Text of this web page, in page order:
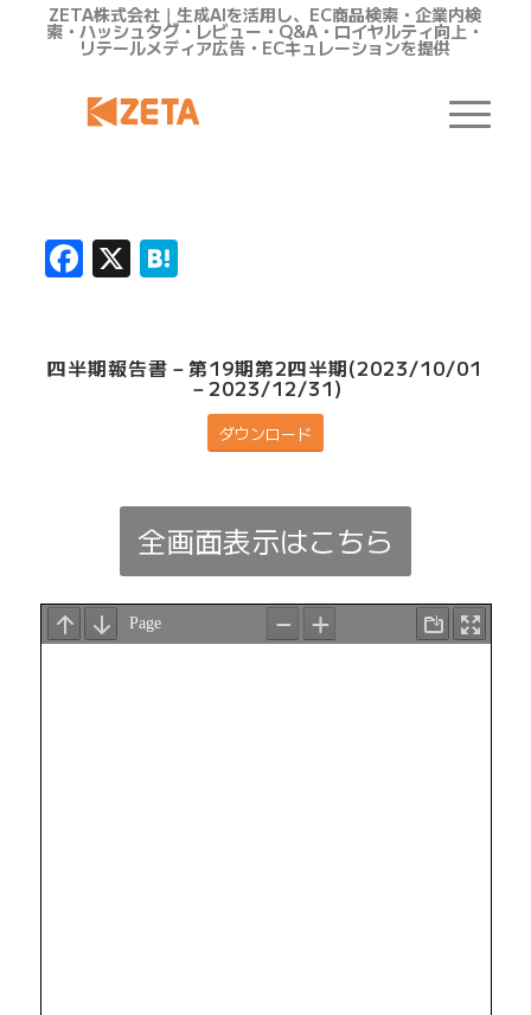
ZETA株式会社｜生成AIを活用し、EC商品検索・企業内検
索・ハッシュタグ・レビュー・Q&A・ロイヤルティ向上・
リテールメディア広告・ECキュレーションを提供
Facebook
X Hatena
四半期報告書－第19期第2四半期(2023/10/01
－2023/12/31)
ダウンロード
全画面表示はこちら